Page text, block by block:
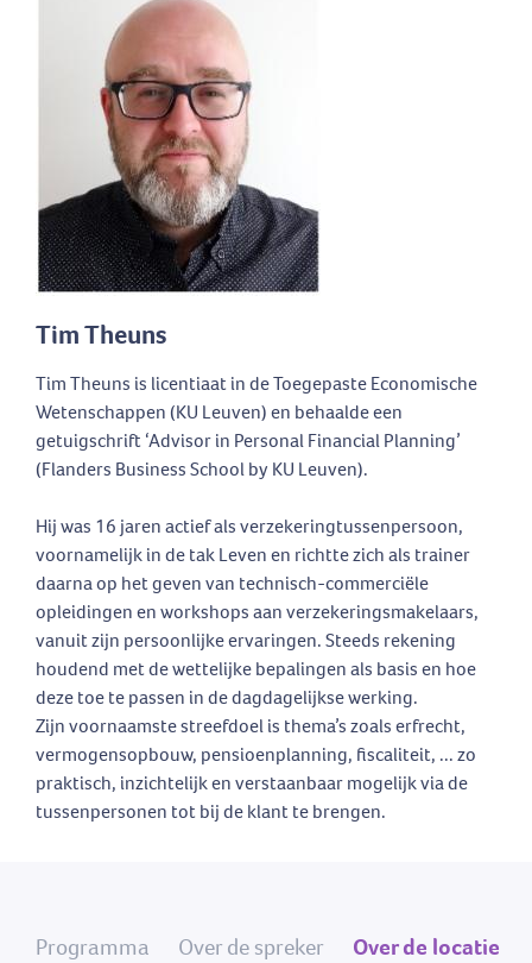
Tim Theuns
Tim Theuns is licentiaat in de Toegepaste Economische
Wetenschappen (KU Leuven) en behaalde een
getuigschrift ‘Advisor in Personal Financial Planning’
(Flanders Business School by KU Leuven).
Hij was 16 jaren actief als verzekeringtussenpersoon,
voornamelijk in de tak Leven en richtte zich als trainer
daarna op het geven van technisch-commerciële
opleidingen en workshops aan verzekeringsmakelaars,
vanuit zijn persoonlijke ervaringen. Steeds rekening
houdend met de wettelijke bepalingen als basis en hoe
deze toe te passen in de dagdagelijkse werking.
Zijn voornaamste streefdoel is thema’s zoals erfrecht,
vermogensopbouw, pensioenplanning, fiscaliteit, ... zo
praktisch, inzichtelijk en verstaanbaar mogelijk via de
tussenpersonen tot bij de klant te brengen.
Programma Over de spreker Over de locatie